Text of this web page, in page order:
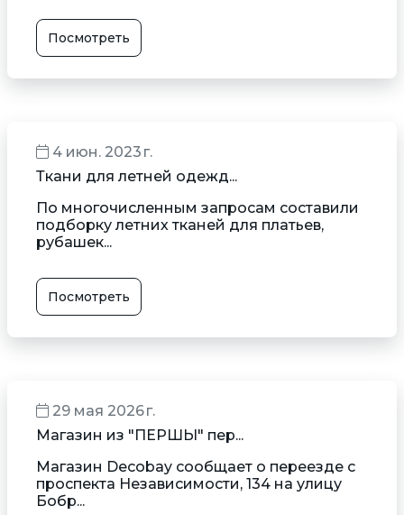
Посмотреть
4 июн. 2023 г.
Ткани для летней одежд...
По многочисленным запросам составили
подборку летних тканей для платьев,
рубашек...
Посмотреть
29 мая 2026 г.
Магазин из "ПЕРШЫ" пер...
Магазин Decobay сообщает о переезде с
проспекта Независимости, 134 на улицу
Бобр...